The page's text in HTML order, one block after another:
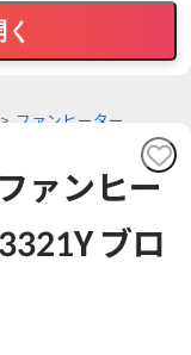
ファンヒーター
ァンヒー
ブロ